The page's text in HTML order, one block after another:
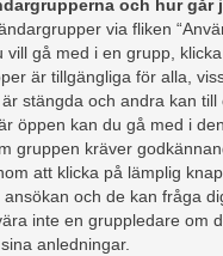
och hur går
via fliken
vill gå med i en grupp,
är tillgängliga för alla,
stängda och andra kan till
öppen kan du gå med i
gruppen kräver
att klicka på lämplig
och de kan fråga
inte en gruppledare om
anledningar.